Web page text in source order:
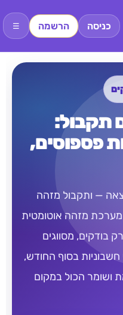
כניסה הרשמה ☰
תקבול:
פספוסים,
— ותקבול מזהה
מזהה אוטומטית
בודקים, מסווגים
בסוף החודש,
ושומר הכול במקום